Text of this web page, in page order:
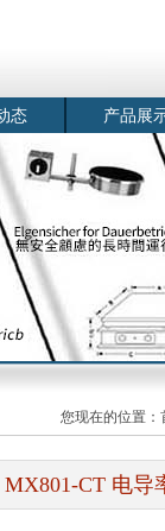
态 产品展
您现在的位置：
MX801-CT 电